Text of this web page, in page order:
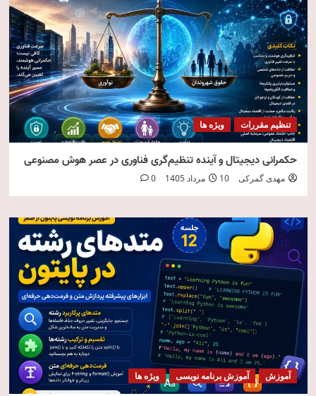
تنظیم مقررات ویژه ها
حکمرانی دیجیتال و آینده تنظیم‌گری فناوری در عصر هوش مصنوعی
مهدی گمرکی 10 مرداد 1405 0
آموزش آموزش برنامه نویسی ویژه ها